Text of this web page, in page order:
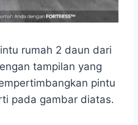
rumah 2 daun dari
tampilan yang
pintu
pada gambar diatas.